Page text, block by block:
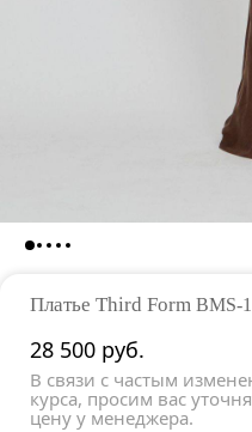
Платье Third Form BMS-
28 500 руб.
В связи с частым
курса, просим вас
цену у менеджера.